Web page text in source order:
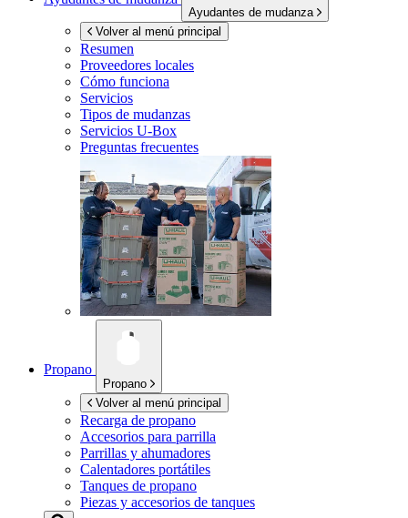
Ayudantes de mudanza
Volver al menú principal
Resumen
Proveedores locales
Cómo funciona
Servicios
Tipos de mudanzas
Servicios U-Box
Preguntas frecuentes
Propano
Propano
Volver al menú principal
Recarga de propano
Accesorios para parrilla
Parrillas y ahumadores
Calentadores portátiles
Tanques de propano
Piezas y accesorios de tanques